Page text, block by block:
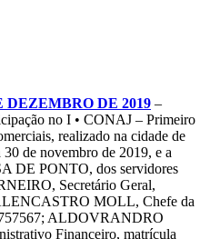
DEZEMBRO DE 2019 –
no I • CONAJ – Primeiro
realizado na cidade de
de novembro de 2019, e a
DE PONTO, dos servidores
Secretário Geral,
MOLL, Chefe da
ALDOVRANDRO
Financeiro, matrícula